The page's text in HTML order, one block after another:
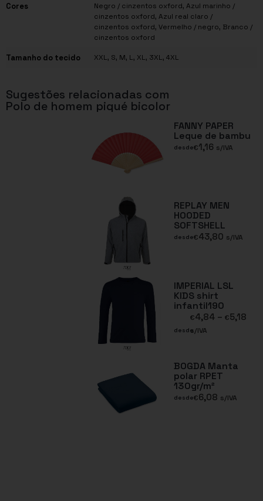
Cores
Negro / cinzentos oxford, Azul marinho /
cinzentos oxford, Azul real claro /
cinzentos oxford, Vermelho / negro, Branco /
cinzentos oxford
Tamanho do tecido XXL, S, M, L, XL, 3XL, 4XL
Sugestões relacionadas com
Polo de homem piqué bicolor
FANNY PAPER
Leque de bambu
desde€1,16 s/IVA
REPLAY MEN
HOODED
SOFTSHELL
desde€43,80 s/IVA
IMPERIAL LSL
KIDS shirt
infantil190
desde
€4,84 – €5,18
s/IVA
BOGDA Manta
polar RPET
130gr/m²
desde€6,08 s/IVA